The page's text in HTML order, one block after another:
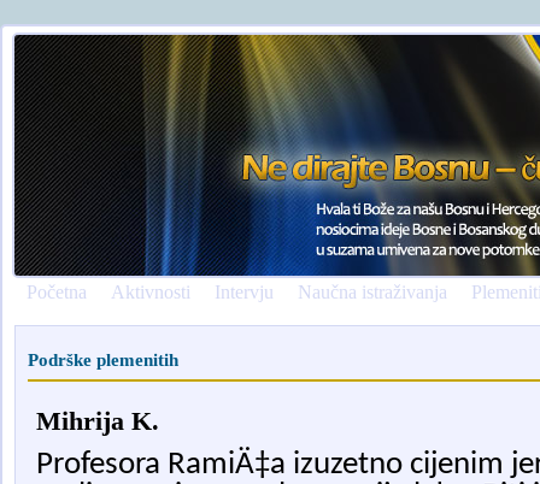
Početna Aktivnosti Intervju Naučna istraživanja
Podrške plemenitih
Mihrija K.
Profesora RamiÄ‡a izuzetno cijenim